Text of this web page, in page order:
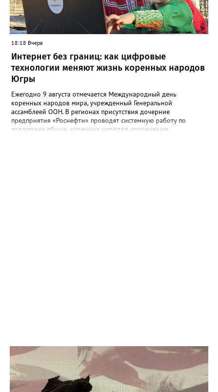
18:18 Вчера
Интернет без границ: как цифровые
технологии меняют жизнь коренных народов
Югры
Ежегодно 9 августа отмечается Международный день
коренных народов мира, учрежденный Генеральной
ассамблеей ООН. В регионах присутствия дочерние
предприятия «Роснефти» проводят системную работу по
поддержке общин коренных народов, сохранению
возможность получить образование, связаться с врачом,
оформить государственные услуги и сохранить связь с
внешним миром, не покидая традиционных мест проживания.
Отдельное направление — образование детей. Благодаря
региональной цифровой платформе «Стойбищная школа-сад»,